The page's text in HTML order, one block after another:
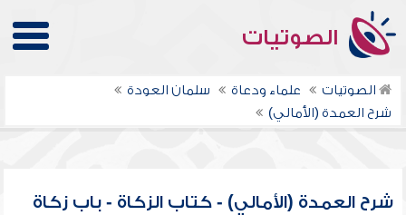
الصوتيات
الصوتيات علماء ودعاة
سلمان العودة
شرح العمدة (الأمالي)
شرح العمدة (الأمالي) - كتاب الزكاة - باب زكاة